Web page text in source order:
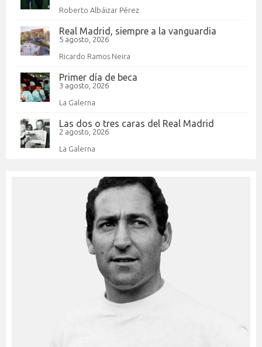
Roberto Albáizar Pérez
Real Madrid, siempre a la vanguardia
5 agosto, 2026
Ricardo Ramos Neira
Primer día de beca
3 agosto, 2026
La Galerna
Las dos o tres caras del Real Madrid
2 agosto, 2026
La Galerna